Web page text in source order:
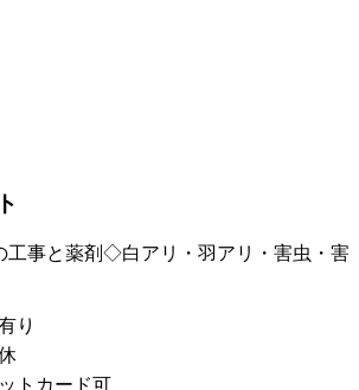
工事と薬剤◇白アリ・羽アリ・害虫・害
り
トカード可